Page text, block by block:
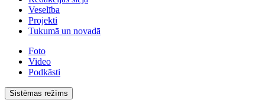
Veselība
Projekti
Tukumā un novadā
Foto
Video
Podkāsti
Sistēmas režīms